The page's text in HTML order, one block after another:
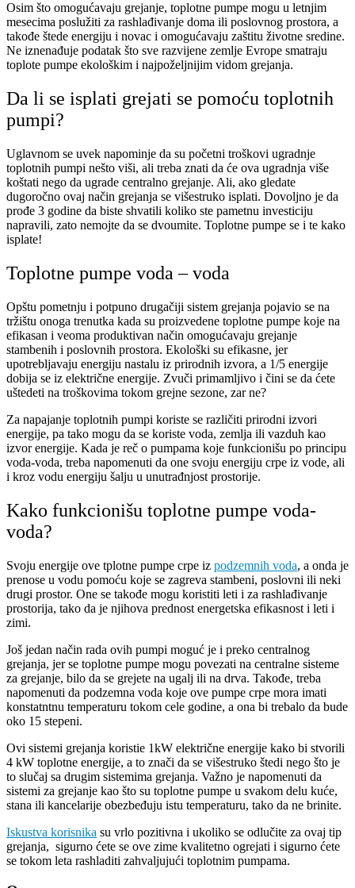
Osim što omogućavaju grejanje, toplotne pumpe mogu u letnjim
mesecima poslužiti za rashlađivanje doma ili poslovnog prostora, a
takođe štede energiju i novac i omogućavaju zaštitu životne sredine.
Ne iznenađuje podatak što sve razvijene zemlje Evrope smatraju
toplote pumpe ekološkim i najpoželjnijim vidom grejanja.
Da li se isplati grejati se pomoću toplotnih
pumpi?
Uglavnom se uvek napominje da su početni troškovi ugradnje
toplotnih pumpi nešto viši, ali treba znati da će ova ugradnja više
koštati nego da ugrade centralno grejanje. Ali, ako gledate
dugoročno ovaj način grejanja se višestruko isplati. Dovoljno je da
prođe 3 godine da biste shvatili koliko ste pametnu investiciju
napravili, zato nemojte da se dvoumite. Toplotne pumpe se i te kako
isplate!
Toplotne pumpe voda – voda
Opštu pometnju i potpuno drugačiji sistem grejanja pojavio se na
tržištu onoga trenutka kada su proizvedene toplotne pumpe koje na
efikasan i veoma produktivan način omogućavaju grejanje
stambenih i poslovnih prostora. Ekološki su efikasne, jer
upotrebljavaju energiju nastalu iz prirodnih izvora, a 1/5 energije
dobija se iz električne energije. Zvuči primamljivo i čini se da ćete
uštedeti na troškovima tokom grejne sezone, zar ne?
Za napajanje toplotnih pumpi koriste se različiti prirodni izvori
energije, pa tako mogu da se koriste voda, zemlja ili vazduh kao
izvor energije. Kada je reč o pumpama koje funkcionišu po principu
voda-voda, treba napomenuti da one svoju energiju crpe iz vode, ali
i kroz vodu energiju šalju u unutrađnjost prostorije.
Kako funkcionišu toplotne pumpe voda-
voda?
Svoju energije ove tplotne pumpe crpe iz podzemnih voda, a onda je
prenose u vodu pomoću koje se zagreva stambeni, poslovni ili neki
drugi prostor. One se takođe mogu koristiti leti i za rashlađivanje
prostorija, tako da je njihova prednost energetska efikasnost i leti i
zimi.
Još jedan način rada ovih pumpi moguć je i preko centralnog
grejanja, jer se toplotne pumpe mogu povezati na centralne sisteme
za grejanje, bilo da se grejete na ugalj ili na drva. Takođe, treba
napomenuti da podzemna voda koje ove pumpe crpe mora imati
konstatntnu temperaturu tokom cele godine, a ona bi trebalo da bude
oko 15 stepeni.
Ovi sistemi grejanja koristie 1kW električne energije kako bi stvorili
4 kW toplotne energije, a to znači da se višestruko štedi nego što je
to slučaj sa drugim sistemima grejanja. Važno je napomenuti da
sistemi za grejanje kao što su toplotne pumpe u svakom delu kuće,
stana ili kancelarije obezbeđuju istu temperaturu, tako da ne brinite.
Iskustva korisnika su vrlo pozitivna i ukoliko se odlučite za ovaj tip
grejanja, sigurno ćete se ove zime kvalitetno ogrejati i sigurno ćete
se tokom leta rashladiti zahvaljujući toplotnim pumpama.